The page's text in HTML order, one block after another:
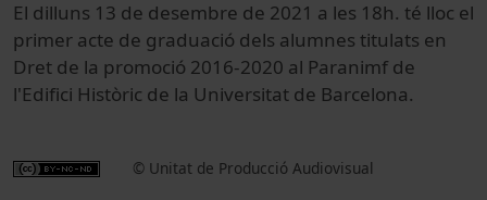
El dilluns 13 de desembre de 2021 a les 18h. té lloc el
primer acte de graduació dels alumnes titulats en
Dret de la promoció 2016-2020 al Paranimf de
l'Edifici Històric de la Universitat de Barcelona.
© Unitat de Producció Audiovisual